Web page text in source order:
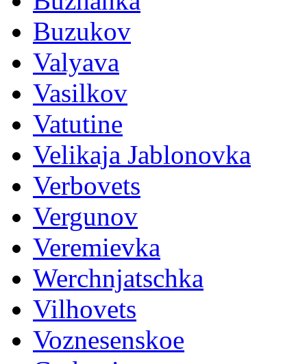
Buzukov
Valyava
Vasilkov
Vatutine
Velikaja Jablonovka
Verbovets
Vergunov
Veremievka
Werchnjatschka
Vilhovets
Voznesenskoe